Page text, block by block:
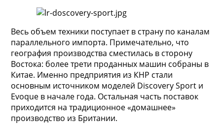
Весь объем техники поступает в страну по каналам
параллельного импорта. Примечательно, что
география производства сместилась в сторону
Востока: более трети проданных машин собраны в
Китае. Именно предприятия из КНР стали
основным источником моделей Discovery Sport и
Evoque в начале года. Остальная часть поставок
приходится на традиционное «домашнее»
производство из Британии.